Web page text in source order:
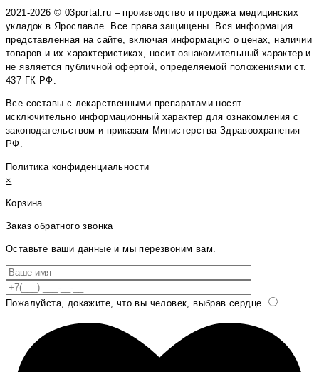
2021-2026 © 03portal.ru – производство и продажа медицинских
укладок в Ярославле. Все права защищены. Вся информация
представленная на сайте, включая информацию о ценах, наличии
товаров и их характеристиках, носит ознакомительный характер и
не является публичной офертой, определяемой положениями ст.
437 ГК РФ.
Все составы с лекарственными препаратами носят
исключительно информационный характер для ознакомления с
законодательством и приказам Министерства Здравоохранения
РФ.
Политика конфиденциальности
×
Корзина
Заказ обратного звонка
Оставьте ваши данные и мы перезвоним вам.
Пожалуйста, докажите, что вы человек, выбрав сердце